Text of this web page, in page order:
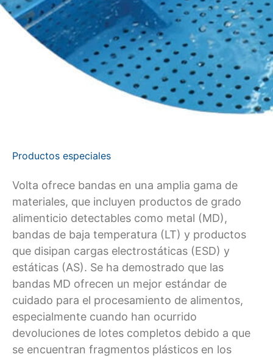
Productos especiales
Volta ofrece bandas en una amplia gama de
materiales, que incluyen productos de grado
alimenticio detectables como metal (MD),
bandas de baja temperatura (LT) y productos
que disipan cargas electrostáticas (ESD) y
estáticas (AS). Se ha demostrado que las
bandas MD ofrecen un mejor estándar de
cuidado para el procesamiento de alimentos,
especialmente cuando han ocurrido
devoluciones de lotes completos debido a que
se encuentran fragmentos plásticos en los